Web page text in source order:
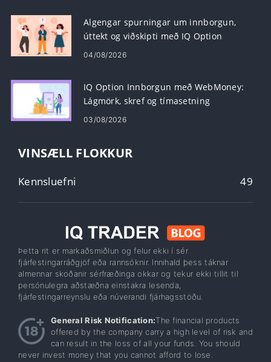
Algengar spurningar um innborgun,
úttekt og viðskipti með IQ Option
04/08/2026
IQ Option Innborgun með WebMoney:
Lágmörk, skref og tímasetning
03/08/2026
VINSÆLL FLOKKUR
Kennsluefni 49
Þetta rit er markaðsmiðlun og felur ekki í sér
fjárfestingarráðgjöf eða rannsóknir. Innihald þess táknar
almennar skoðanir sérfræðinga okkar og tekur ekki tillit til
persónulegra aðstæðna einstakra lesenda,
fjárfestingarreynslu eða núverandi fjárhagsstöðu.
General Risk Notification:The financial products
offered by the company carry a high level of risk and
can result in the loss of all your funds. You should
never invest money that you cannot afford to lose.